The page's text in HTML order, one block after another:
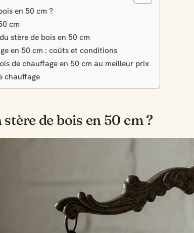
en 50 cm ?
cm
stère de bois en 50 cm
en 50 cm : coûts et conditions
de chauffage en 50 cm au meilleur prix
chauffage
de bois en 50 cm ?